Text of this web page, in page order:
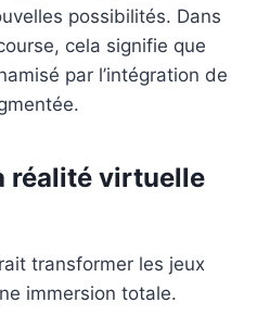
possibilités. Dans
cela signifie que
par l’intégration de
réalité virtuelle
transformer les jeux
immersion totale.